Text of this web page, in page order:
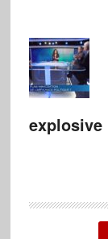
explosive